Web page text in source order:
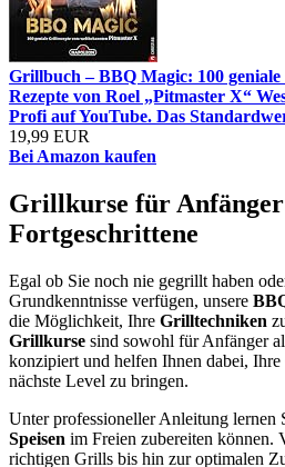
Grillbuch – BBQ Magic: 100
Rezepte von Roel „Pitmaster X“
Profi auf YouTube. Das
19,99 EUR
Bei Amazon kaufen
Grillkurse für Anfänger
Fortgeschrittene
Egal ob Sie noch nie gegrillt haben
Grundkenntnisse verfügen, unsere
die Möglichkeit, Ihre Grilltechniken
Grillkurse sind sowohl für Anfänger
konzipiert und helfen Ihnen dabei,
nächste Level zu bringen.
Unter professioneller Anleitung lernen
Speisen im Freien zubereiten können.
richtigen Grills bis hin zur optimalen